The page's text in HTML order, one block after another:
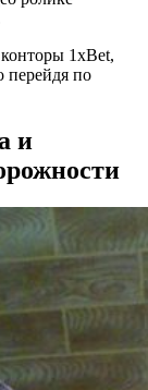
1xBet,
перейдя по
и